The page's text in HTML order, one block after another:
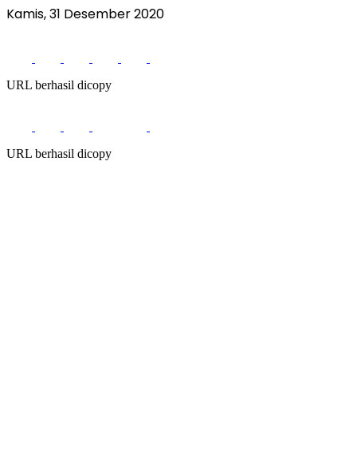
Kamis, 31 Desember 2020
URL berhasil dicopy
URL berhasil dicopy